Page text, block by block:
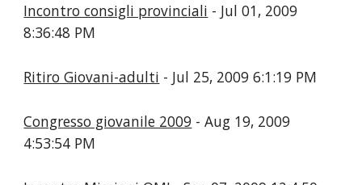
Incontro consigli provinciali - Jul 01, 2009
8:36:48 PM
Ritiro Giovani-adulti - Jul 25, 2009 6:1:19 PM
Congresso giovanile 2009 - Aug 19, 2009
4:53:54 PM